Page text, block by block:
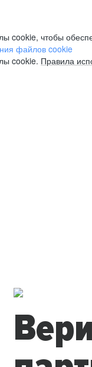
cookie, чтобы
файлов cookie
cookie. Правила